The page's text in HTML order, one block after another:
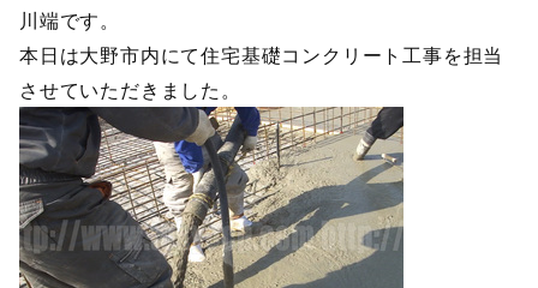
川端です。
本日は大野市内にて住宅基礎コンクリート工事を担当
させていただきました。